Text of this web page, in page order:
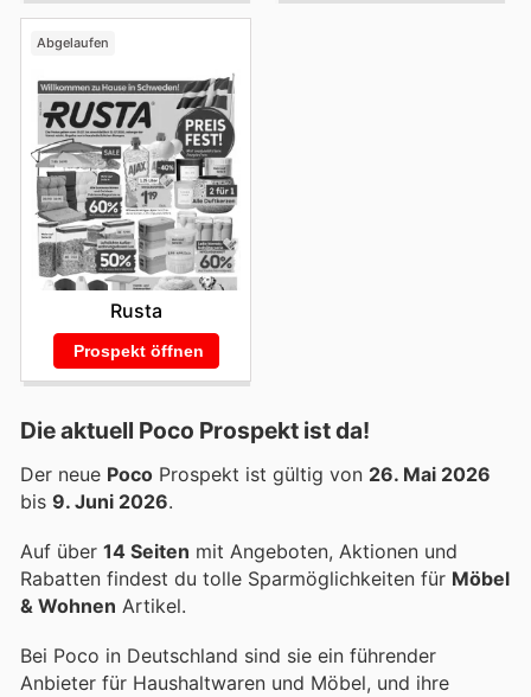
Abgelaufen
Rusta
Prospekt öffnen
Die aktuell Poco Prospekt ist da!
Der neue Poco Prospekt ist gültig von 26. Mai 2026
bis 9. Juni 2026.
Auf über 14 Seiten mit Angeboten, Aktionen und
Rabatten findest du tolle Sparmöglichkeiten für Möbel
& Wohnen Artikel.
Bei Poco in Deutschland sind sie ein führender
Anbieter für Haushaltwaren und Möbel, und ihre